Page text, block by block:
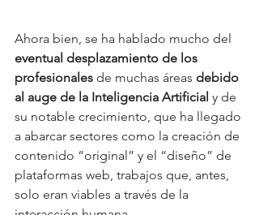
Ahora bien, se ha hablado mucho del
eventual desplazamiento de los
profesionales de muchas áreas debido
al auge de la Inteligencia Artificial y de
su notable crecimiento, que ha llegado
a abarcar sectores como la creación de
contenido “original” y el “diseño” de
plataformas web, trabajos que, antes,
solo eran viables a través de la